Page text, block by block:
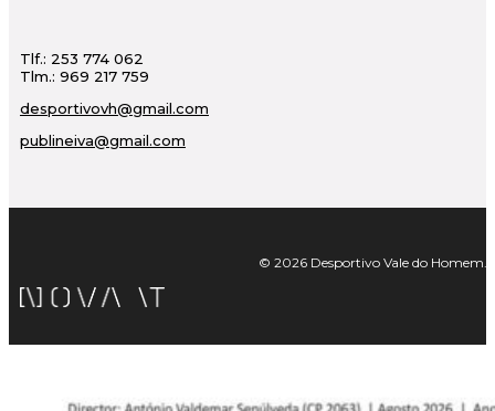
Tlf.: 253 774 062
Tlm.: 969 217 759
desportivovh@gmail.com
publineiva@gmail.com
© 2026 Desportivo Vale do Homem.